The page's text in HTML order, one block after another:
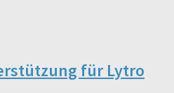
für Lytro